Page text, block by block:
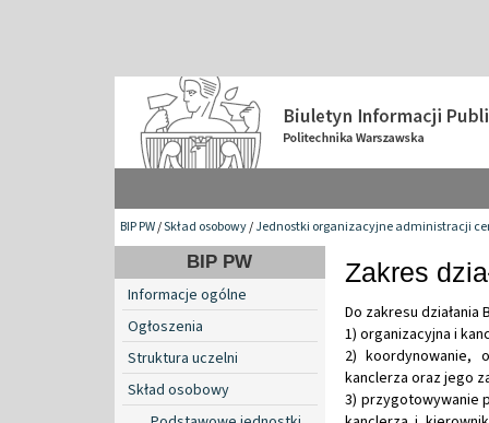
BIP PW/Skład osobowy/Jednostki organizacyjne administracji
BIP PW
Informacje ogólne
Ogłoszenia
Struktura uczelni
Skład osobowy
Zakres
Do zakresu działania
1) organizacyjna i
2) koordynowanie,
kanclerza oraz jego
3) przygotowywanie